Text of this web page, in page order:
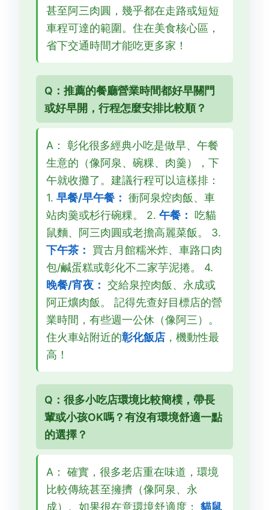
甚至阿三肉圓，幾乎都在走路或短短
車程可達的範圍。住在美食核心區，
省下交通時間才能吃更多家！
Q：推薦的餐廳營業時間都好早關門
或好早開，行程怎麼安排比較順？
A： 彰化很多經典小吃是做早、午餐
生意的（像阿泉、碗粿、肉羹），下
午就收攤了。建議行程可以這樣排：
1.早餐/早午餐： 衝阿泉焢肉飯、車
站肉羹或杉行碗粿。 2.午餐： 吃貓
鼠麵、阿三肉圓或老擔高麗菜飯。 3.
下午茶：
買古月館糯米炸、車路口肉
包/鹹蛋糕或彰化不二家芋泥捲。 4.
晚餐/宵夜： 交給泉控肉飯、永成或
阿正爌肉飯。 記得先查好目標店的營
業時間，有些週一公休（像阿三）。
住火車站附近的彰化飯店 ，機動性最
高！
Q：很多小吃店環境比較簡樸，帶長
輩或小孩OK嗎？有沒有環境舒適一點
的選擇？
A： 確實，很多老店重在味道，環境
比較傳統甚至擁擠（像阿泉、永
成）。如果很在意環境舒適度：貓鼠